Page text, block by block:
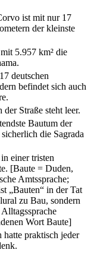
ist mit nur 17
der kleinste
5.957 km² die
deutschen
befindet sich auch
Straße steht leer.
Bautum der
die Sagrada
einer tristen
[Baute = Duden,
Amtssprache;
„Bauten“ in der Tat
zu Bau, sondern
Wort Baute]
praktisch jeder